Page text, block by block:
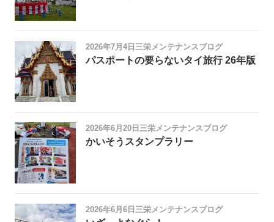
2026年7月4日 三栄メンテナンスブログ
パスポートの要らないタイ旅行 26年版
2026年6月20日 三栄メンテナンスブログ
かいそうスタンプラリー
2026年6月6日 三栄メンテナンスブログ